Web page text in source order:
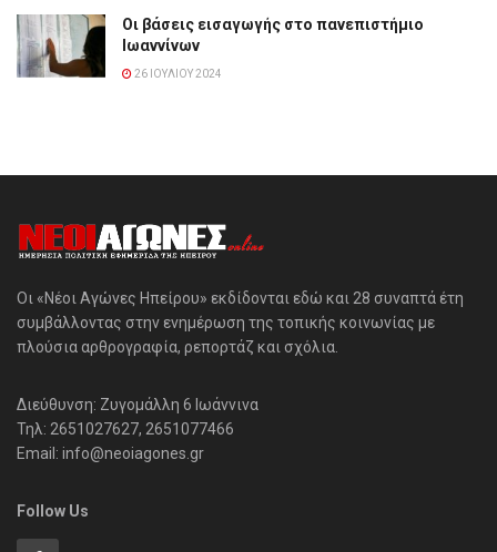
Οι βάσεις εισαγωγής στο πανεπιστήμιο
Ιωαννίνων
26 ΙΟΥΛΊΟΥ 2024
Οι «Νέοι Αγώνες Ηπείρου» εκδίδονται εδώ και 28 συναπτά έτη
συμβάλλοντας στην ενημέρωση της τοπικής κοινωνίας με
πλούσια αρθρογραφία, ρεπορτάζ και σχόλια.
Διεύθυνση: Ζυγομάλλη 6 Ιωάννινα
Τηλ: 2651027627, 2651077466
Email: info@neoiagones.gr
Follow Us